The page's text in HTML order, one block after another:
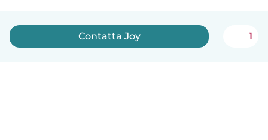
Contatta Joy 1